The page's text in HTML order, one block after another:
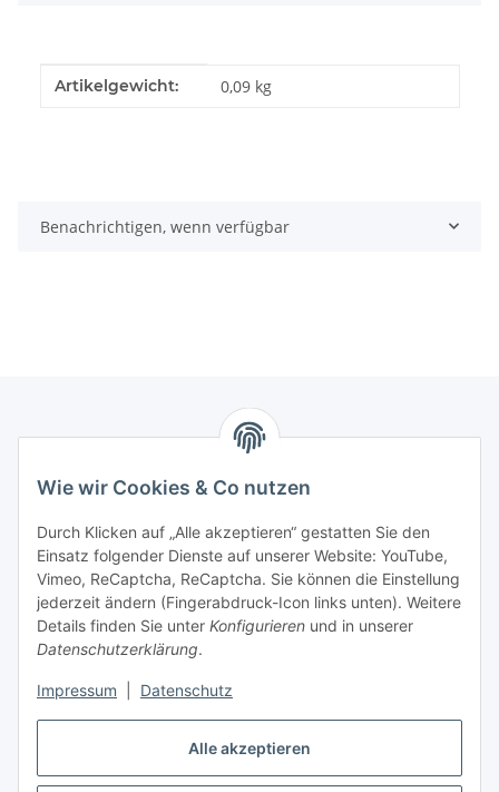
Alle akzeptieren
Wie wir Cookies & Co nutzen
Durch Klicken auf „Alle akzeptieren“ gestatten Sie den
Einsatz folgender Dienste auf unserer Website: YouTube,
Vimeo, ReCaptcha, ReCaptcha. Sie können die Einstellung
jederzeit ändern (Fingerabdruck-Icon links unten). Weitere
Details finden Sie unter Konfigurieren und in unserer
Datenschutzerklärung.
Impressum Datenschutz
Produkteigenschaft
Wert
Artikelgewicht: 0,09 kg
Benachrichtigen, wenn verfügbar
Marmey Aktionswaren
Markus Meyer
Fritz-Wallis-Str. 13
28832 Achim
Telefon: +4915142420171
E-Mail: verkauf@marmey-aktionswaren.de
Informationen
Gesetzliche Informationen